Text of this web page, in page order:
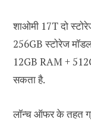
शाओमी 17T दो
256GB स्टोरेज
12GB RAM +
सकता है.
लॉन्च ऑफर के तहत